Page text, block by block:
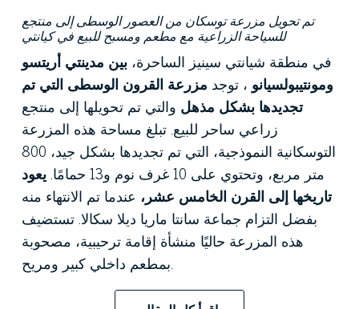
تم تحويل مزرعة توسكان من العصور الوسطى إلى منتجع
للسياحة الزراعية مع مطعم ومسبح للبيع في كيانتي
في منطقة شيانتي سينيز الساحرة، بين مدينتي أريتسو
ومونتيبولسيانو ، توجد مزرعة القرون الوسطى التي تم
تجديدها بشكل مذهل والتي تم تحويلها إلى منتجع
زراعي ساحر للبيع. تبلغ مساحة هذه المزرعة
التوسكانية النموذجية، التي تم تجديدها بشكل جيد، 800
متر مربع، وتحتوي على 10 غرف نوم و13 حمامًا.
يعود
تاريخها إلى القرن الخامس عشر، عندما تم الانتهاء منه
بفضل التزام جماعة سانتا ماريا ديلا سكالا. تستضيف
هذه المزرعة حاليًا منشأة إقامة ترحيبية، مصحوبة
بمطعم داخلي كبير ومريح.
تتمتع هذه المزرعة بأصول قديمة جدًا وجمال جوهري